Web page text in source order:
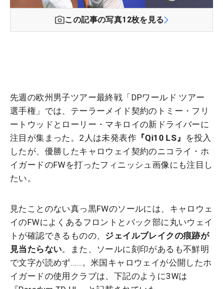
この記事の写真12枚を見る
先週の欧州男子ツアー最終戦「DPワールド ツアー
選手権」では、テーラーメイド契約のトミー・フリ
ートウッドとローリー・マキロイの新ドライバーに
注目が集まった。2人は未発表作 『Qi10 LS』 を投入
したが、優勝したキャロウェイ契約のニコライ・ホ
イガードのFWを打ったフィニッシュ画像にも注目し
たい。
見たことのない真っ黒FWのソールには、キャロウェ
イのFWによくあるフロントとバック部に丸いウェイ
トが確認できるものの、 ジェイルブレイクの痕跡が
見当たらない。また、ソールに刻印があるも不鮮明
で文字が読めず……。米国キャロウェイが公開したホ
イガードの使用クラブは、下記のように3Wは